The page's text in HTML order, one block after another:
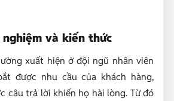
nghiệm và kiến thức
xuất hiện ở đội ngũ nhân viên
được nhu cầu của khách hàng,
câu trả lời khiến họ hài lòng. Từ đó